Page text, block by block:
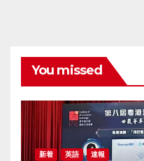
You missed
新着 英語 速報